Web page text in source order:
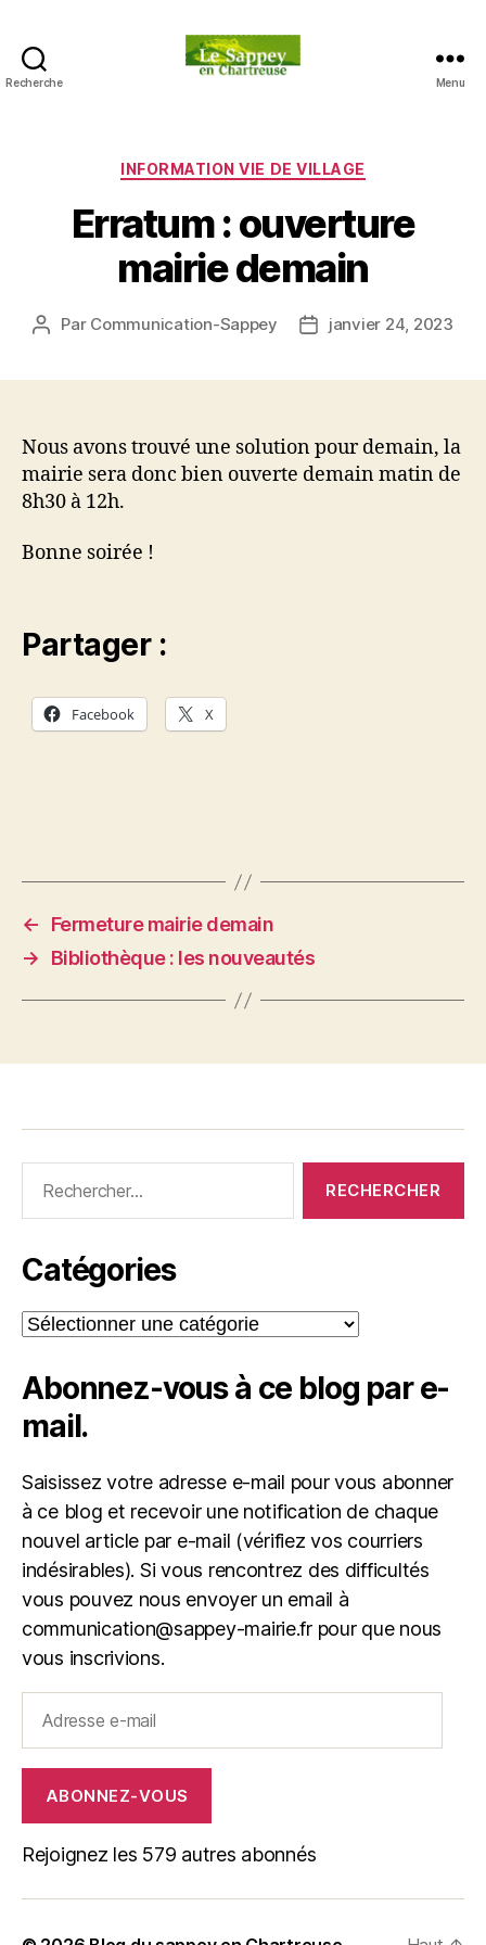
Recherche
en
Chartreuse
Menu
Catégories
INFORMATION VIE DE VILLAGE
Erratum : ouverture
mairie demain
Auteur
Par Communication-Sappey
Datejanvier 24, 2023
Nous avons trouvé une solution pour demain, la
mairie sera donc bien ouverte demain matin de
8h30 à 12h.
Bonne soirée !
Partager :
Facebook X
←
Fermeture mairie demain
→
Bibliothèque : les nouveautés
Catégories
Catégories
Abonnez-vous à ce blog par e-
mail.
Saisissez votre adresse e-mail pour vous abonner
à ce blog et recevoir une notification de chaque
nouvel article par e-mail (vérifiez vos courriers
indésirables). Si vous rencontrez des difficultés
vous pouvez nous envoyer un email à
communication@sappey-mairie.fr pour que nous
vous inscrivions.
ABONNEZ-VOUS
Rejoignez les 579 autres abonnés